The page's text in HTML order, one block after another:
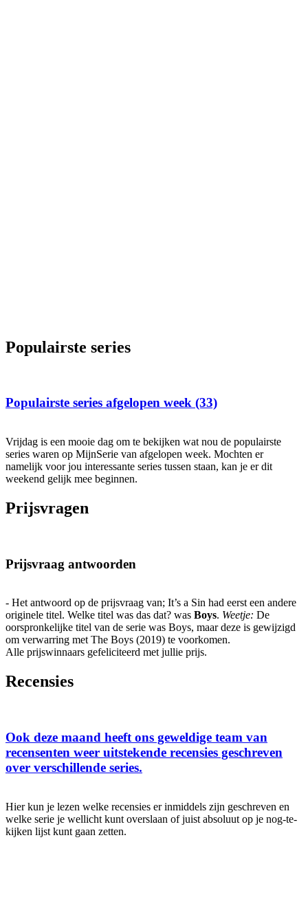
Populairste series
Populairste series afgelopen week (33)
Vrijdag is een mooie dag om te bekijken wat nou de populairste
series waren op MijnSerie van afgelopen week. Mochten er
namelijk voor jou interessante series tussen staan, kan je er dit
weekend gelijk mee beginnen.
Prijsvragen
Prijsvraag antwoorden
- Het antwoord op de prijsvraag van; It’s a Sin had eerst een andere
originele titel. Welke titel was das dat? was Boys. Weetje: De
oorspronkelijke titel van de serie was Boys, maar deze is gewijzigd
om verwarring met The Boys (2019) te voorkomen.
Alle prijswinnaars gefeliciteerd met jullie prijs.
Recensies
Ook deze maand heeft ons geweldige team van
recensenten weer uitstekende recensies geschreven
over verschillende series.
Hier kun je lezen welke recensies er inmiddels zijn geschreven en
welke serie je wellicht kunt overslaan of juist absoluut op je nog-te-
kijken lijst kunt gaan zetten.